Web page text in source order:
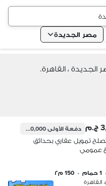
مصر الجديدة
، القاهرة.
دفعة الأولى680,000 ج.م
تمويل عقاري بحدائق
عمومي
1 حمام • 150 م٢
القاهرة